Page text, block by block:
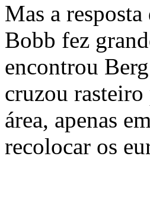
Mas a
Bobb fez
encontrou
cruzou
área, apenas
recolocar os